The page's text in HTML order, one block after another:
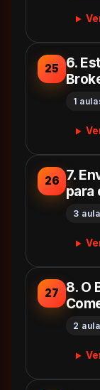
25
6.
1
26 7.
para
3
27
8. O
2